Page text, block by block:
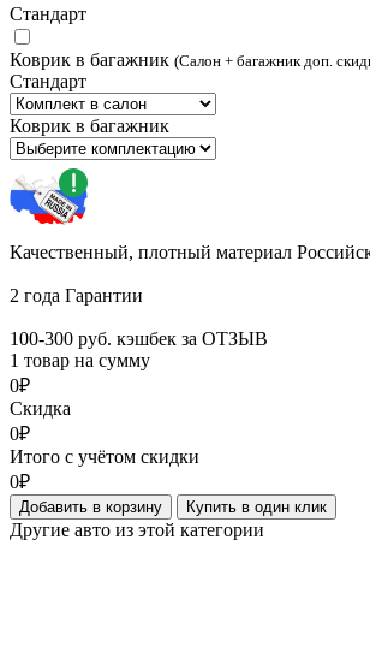
Стандарт
Коврик в багажник (Салон + багажник доп.
Стандарт
Коврик в багажник
Качественный, плотный материал
2 года Гарантии
100-300 руб. кэшбек за ОТЗЫВ
1 товар на сумму
0₽
Скидка
0₽
Итого с учётом скидки
0₽
Добавить в корзину Купить в один клик
Другие авто из этой категории